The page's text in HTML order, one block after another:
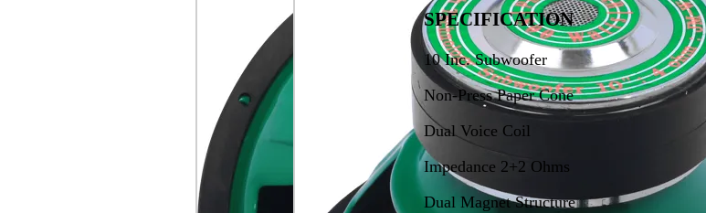
SPECIFICATION
10 Inc. Subwoofer
Non-Press Paper Cone
Dual Voice Coil
Impedance 2+2 Ohms
Dual Magnet Structure